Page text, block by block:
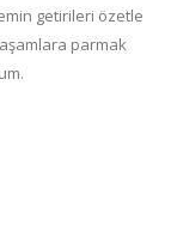
getirileri özetle
parmak